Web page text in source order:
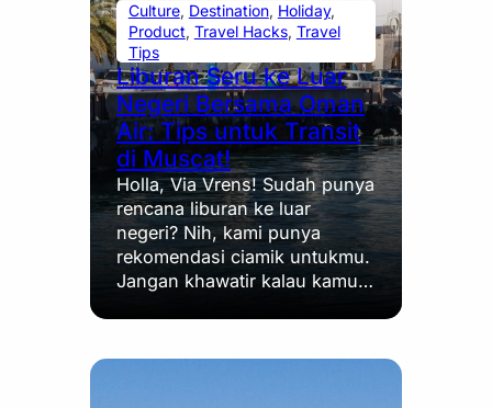
Culture, Destination, Holiday
Product, Travel Hacks, Travel
Tips
Liburan Seru ke Luar
Negeri Bersama Oman
Air: Tips untuk Transit
di Muscat!
Holla, Via Vrens! Sudah punya
rencana liburan ke luar
negeri? Nih, kami punya
rekomendasi ciamik untukmu.
Jangan khawatir kalau kamu…